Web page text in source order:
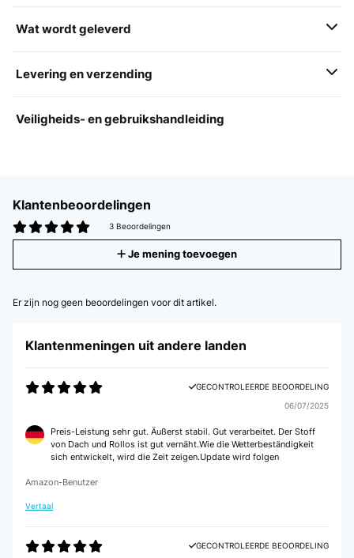
Wat wordt geleverd
Levering en verzending
Veiligheids- en gebruikshandleiding
Klantenbeoordelingen
3 Beoordelingen
Je mening toevoegen
Er zijn nog geen beoordelingen voor dit artikel.
Klantenmeningen uit andere landen
GECONTROLEERDE BEOORDELING
06/07/2025
Preis-Leistung sehr gut. Äußerst stabil. Gut verarbeitet. Der Stoff
von Dach und Rollos ist gut vernäht.Wie die Wetterbeständigkeit
sich entwickelt, wird die Zeit zeigen.Update wird folgen
Amazon-Benutzer
Vertaal
GECONTROLEERDE BEOORDELING